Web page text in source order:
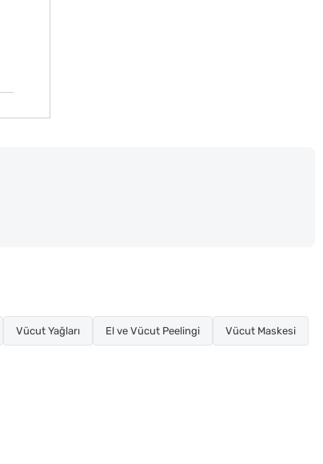
Vücut Yağları El ve Vücut Peelingi Vücut Maskesi